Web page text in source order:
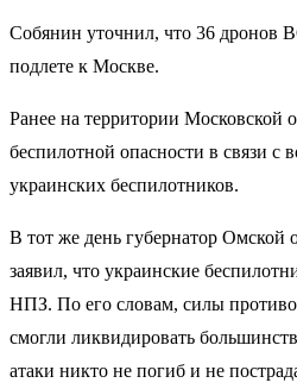
Собянин уточнил, что 36 дронов
подлете к Москве.
Ранее на территории Московской
беспилотной опасности в связи с
украинских беспилотников.
В тот же день губернатор Омской
заявил, что украинские
НПЗ. По его словам, силы
смогли ликвидировать
атаки никто не погиб и не